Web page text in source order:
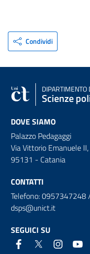
Condividi
DIPARTIMENTO
Scienze
DOVE SIAMO
Palazzo Pedagaggi
Via Vittorio Emanuele
95131 - Catania
CONTATTI
Telefono:
dsps@unict.it
SEGUICI SU